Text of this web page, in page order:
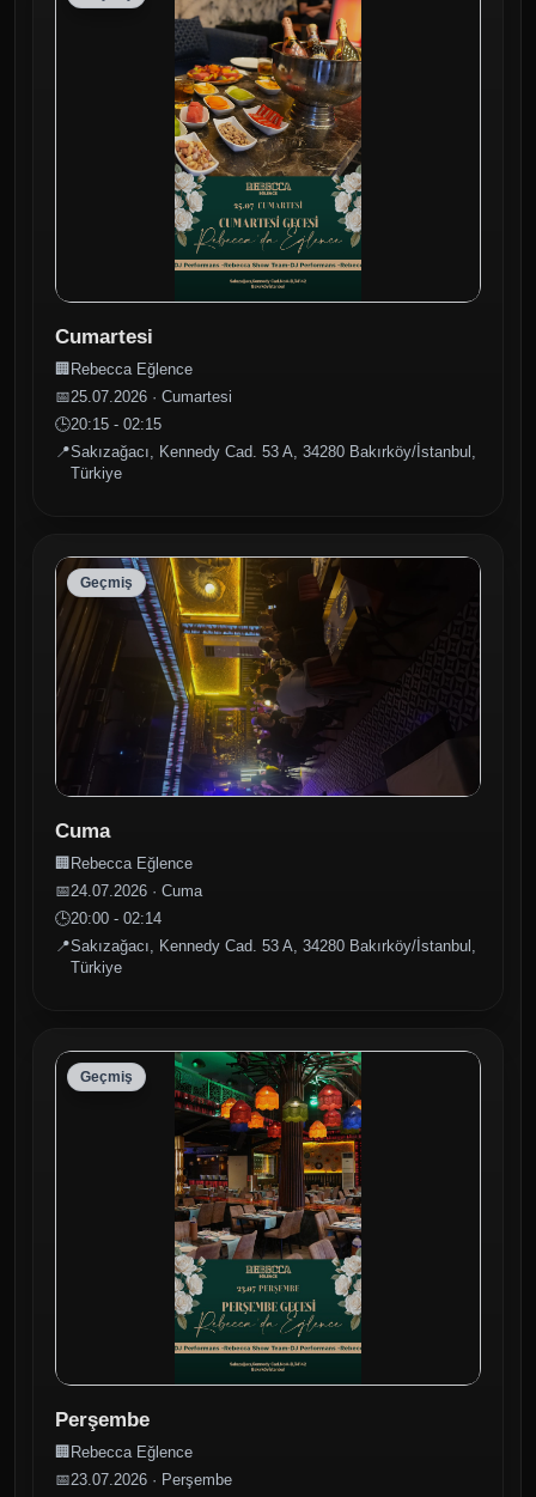
Cumartesi
🏢 Rebecca Eğlence
📅25.07.2026 · Cumartesi
🕒20:15 - 02:15
📍Sakızağacı, Kennedy Cad. 53 A, 34280 Bakırköy/İstanbul,
Türkiye
Geçmiş
Cuma
🏢 Rebecca Eğlence
📅24.07.2026 · Cuma
🕒20:00 - 02:14
📍Sakızağacı, Kennedy Cad. 53 A, 34280 Bakırköy/İstanbul,
Türkiye
Geçmiş
Perşembe
🏢 Rebecca Eğlence
📅23.07.2026 · Perşembe